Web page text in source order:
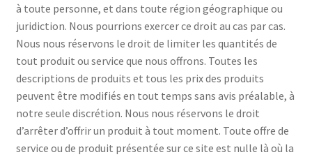
à toute personne, et dans toute région géographique ou
juridiction. Nous pourrions exercer ce droit au cas par cas.
Nous nous réservons le droit de limiter les quantités de
tout produit ou service que nous offrons. Toutes les
descriptions de produits et tous les prix des produits
peuvent être modifiés en tout temps sans avis préalable, à
notre seule discrétion. Nous nous réservons le droit
d’arrêter d’offrir un produit à tout moment. Toute offre de
service ou de produit présentée sur ce site est nulle là où la